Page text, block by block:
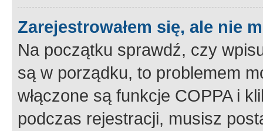
Zarejestrowałem się, ale nie
Na początku sprawdź, czy
są w porządku, to problemem
włączone są funkcje COPPA i
podczas rejestracji, musisz